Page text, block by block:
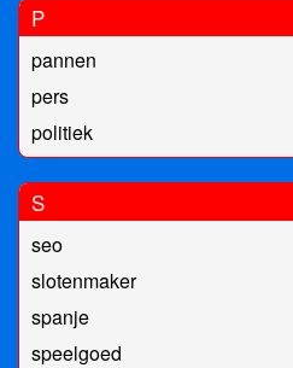
P
pannen
pers
politiek
S
seo
slotenmaker
spanje
speelgoed